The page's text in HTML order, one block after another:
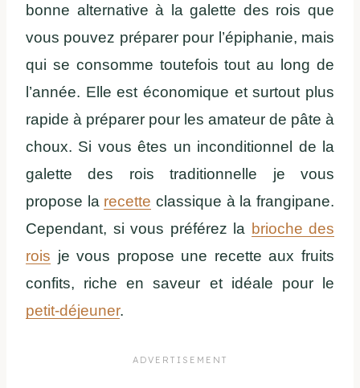
bonne alternative à la galette des rois que
vous pouvez préparer pour l’épiphanie, mais
qui se consomme toutefois tout au long de
l’année. Elle est économique et surtout plus
rapide à préparer pour les amateur de pâte à
choux. Si vous êtes un inconditionnel de la
galette des rois traditionnelle je vous
propose la recette classique à la frangipane.
Cependant, si vous préférez la brioche des
rois je vous propose une recette aux fruits
confits, riche en saveur et idéale pour le
petit-déjeuner.